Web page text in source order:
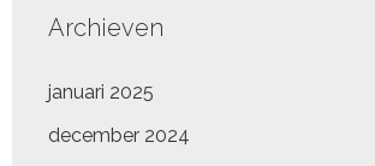
Archieven
januari 2025
december 2024